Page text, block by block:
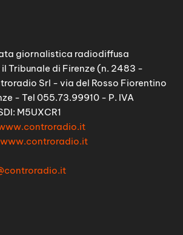
giornalistica radiodiffusa
Tribunale di Firenze (n. 2483 -
Srl - via del Rosso Fiorentino
- Tel 055.73.99910 - P. IVA
M5UXCR1